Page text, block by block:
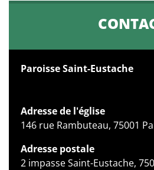
Paroisse Saint-Eustache
Adresse de l'église
146 rue Rambuteau, 75001
Adresse postale
2 impasse Saint-Eustache,